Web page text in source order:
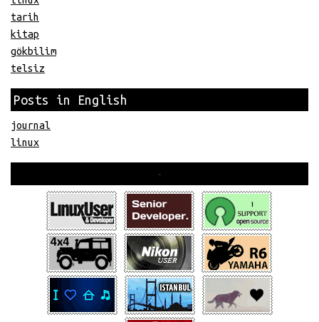
tarih
kitap
gökbilim
telsiz
Posts in English
journal
linux
-